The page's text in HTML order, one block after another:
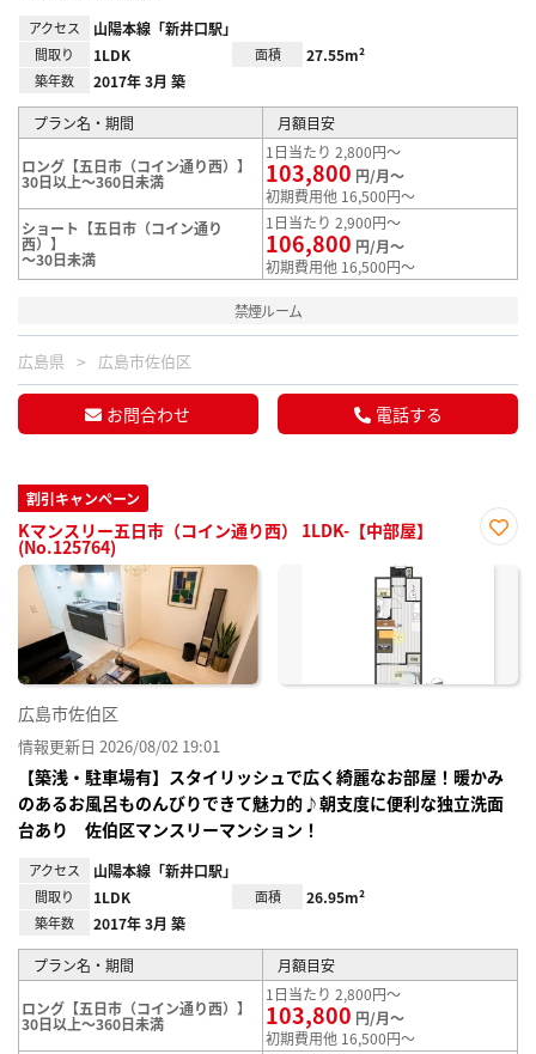
アクセス 山陽本線「新井口駅」
間取り 1LDK 面積 27.55m²
築年数 2017年 3月 築
プラン名・期間 月額目安
ロング【五日市（コイン通り西）】
30日以上～360日未満
1日当たり 2,800円～
103,800 円/月～
初期費用他 16,500円～
ショート【五日市（コイン通り
西）】
～30日未満
1日当たり 2,900円～
106,800 円/月～
初期費用他 16,500円～
禁煙ルーム
広島県 広島市佐伯区
お問合わせ 電話する
割引キャンペーン
Kマンスリー五日市（コイン通り西） 1LDK-【中部屋】
(No.125764)
に入
広島市佐伯区
情報更新日 2026/08/02 19:01
【築浅・駐車場有】スタイリッシュで広く綺麗なお部屋！暖かみ
のあるお風呂ものんびりできて魅力的♪朝支度に便利な独立洗面
台あり 佐伯区マンスリーマンション！
アクセス 山陽本線「新井口駅」
間取り 1LDK 面積 26.95m²
築年数 2017年 3月 築
プラン名・期間 月額目安
ロング【五日市（コイン通り西）】
30日以上～360日未満
1日当たり 2,800円～
103,800 円/月～
初期費用他 16,500円～